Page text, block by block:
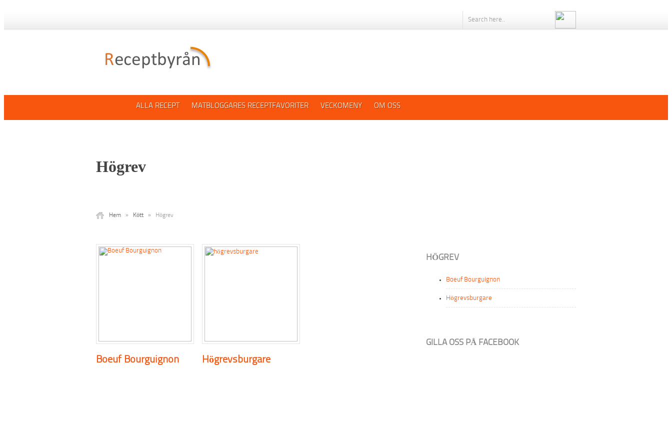
ALLA RECEPT MATBLOGGARES RECEPTFAVORITER VECKOMENY OM OSS
Högrev
Hem » Kött » Högrev
Boeuf Bourguignon Högrevsburgare
HÖGREV
Boeuf Bourguignon
Högrevsburgare
GILLA OSS PÅ FACEBOOK